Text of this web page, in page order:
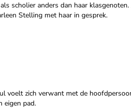
scholier anders dan haar
Stelling met haar in gesprek.
voelt zich verwant met de
eigen pad.